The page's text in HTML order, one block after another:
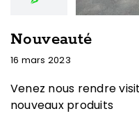
Nouveauté
16 mars 2023
Venez nous rendre
nouveaux produits